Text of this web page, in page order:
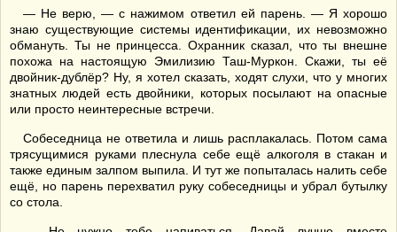
— Не верю, — с нажимом ответил ей парень. — Я хорошо
знаю существующие системы идентификации, их невозможно
обмануть. Ты не принцесса. Охранник сказал, что ты внешне
похожа на настоящую Эмилизию Таш-Муркон. Скажи, ты её
двойник-дублёр? Ну, я хотел сказать, ходят слухи, что у многих
знатных людей есть двойники, которых посылают на опасные
или просто неинтересные встречи.
Собеседница не ответила и лишь расплакалась. Потом сама
трясущимися руками плеснула себе ещё алкоголя в стакан и
также единым залпом выпила. И тут же попыталась налить себе
ещё, но парень перехватил руку собеседницы и убрал бутылку
со стола.